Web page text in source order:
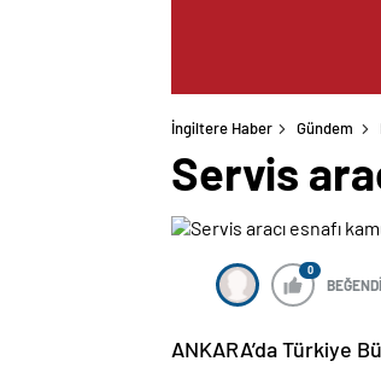
İngiltere Haber Gündem
Servis
0
ANKARA’da Türkiye